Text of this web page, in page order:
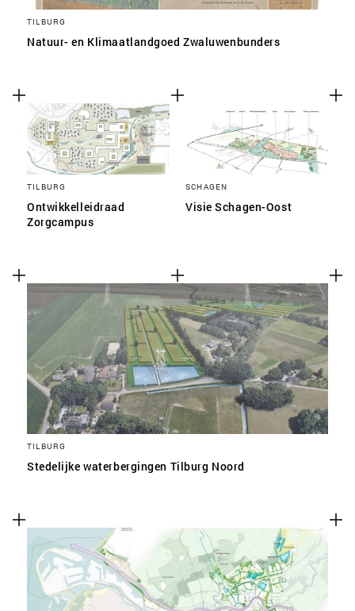
TILBURG
Natuur- en Klimaatlandgoed Zwaluwenbunders
TILBURG
Ontwikkelleidraad
Zorgcampus
SCHAGEN
Visie Schagen-Oost
TILBURG
Stedelijke waterbergingen Tilburg Noord